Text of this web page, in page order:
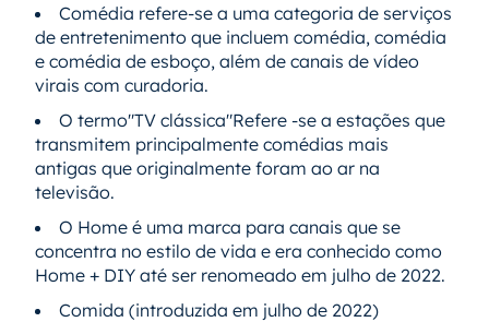
Comédia refere-se a uma categoria de serviços
de entretenimento que incluem comédia, comédia
e comédia de esboço, além de canais de vídeo
virais com curadoria.
O termo"TV clássica"Refere -se a estações que
transmitem principalmente comédias mais
antigas que originalmente foram ao ar na
televisão.
O Home é uma marca para canais que se
concentra no estilo de vida e era conhecido como
Home + DIY até ser renomeado em julho de 2022.
Comida (introduzida em julho de 2022)